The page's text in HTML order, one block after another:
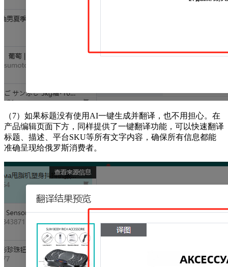
（7）如果标题没有使用 AI一键生成并翻译，也不用担心。在
产品编辑页面下方，同样提供了一键翻译功能，可以快速翻译
标题、描述、平台SKU等所有文字内容，确保所有信息都能
准确呈现给俄罗斯消费者。